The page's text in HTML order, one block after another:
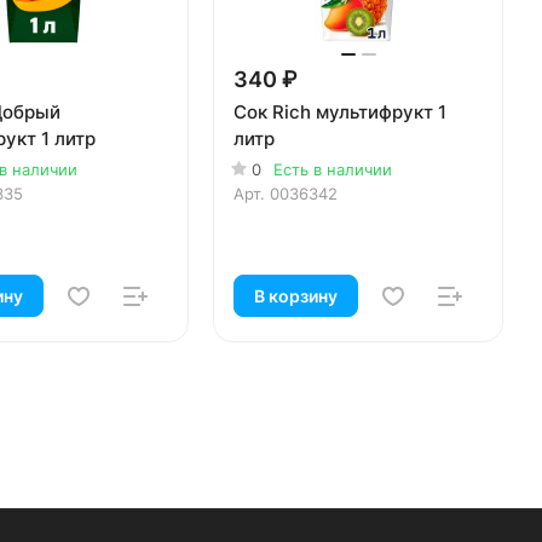
1 литр
наличии
340 ₽
Сок Rich мультифрукт 1
литр
0
Есть в наличии
Арт. 0036342
В корзину